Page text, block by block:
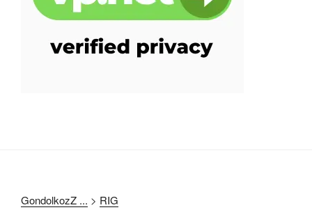
GondolkozZ ... > RIG